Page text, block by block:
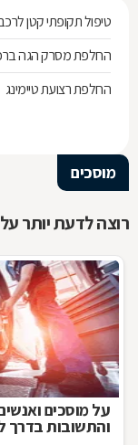
טיפול תקופתי קטן
החלפת מסרק הגה
החלפת רצועת טיימינג
מוסכים
רוצה לדעת יותר
על מוסכים
והתשובות בדרך